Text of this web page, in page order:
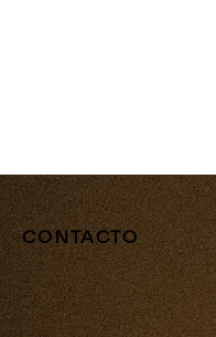
CONTACTO